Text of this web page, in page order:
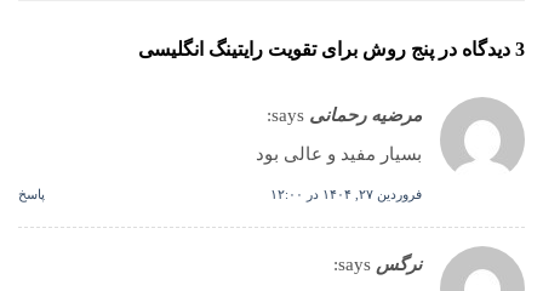
3 دیدگاه در پنج روش برای تقویت رایتینگ انگلیسی
مرضیه رحمانی says:
بسیار مفید و عالی بود
فروردین ۲۷, ۱۴۰۴ در ۱۲:۰۰ پاسخ
نرگس says: